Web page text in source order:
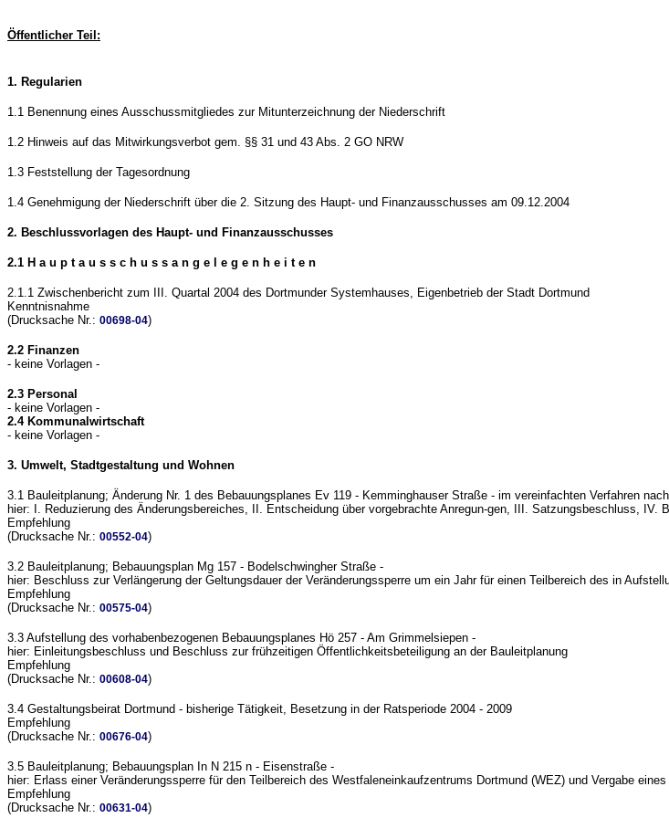
Öffentlicher Teil:
1. Regularien
1.1 Benennung eines Ausschussmitgliedes zur Mitunterzeichnung der Niederschrift
1.2 Hinweis auf das Mitwirkungsverbot gem. §§ 31 und 43 Abs. 2 GO NRW
1.3 Feststellung der Tagesordnung
1.4 Genehmigung der Niederschrift über die 2. Sitzung des Haupt- und Finanzausschusses am 09.12.2004
2. Beschlussvorlagen des Haupt- und Finanzausschusses
2.1 H a u p t a u s s c h u s s a n g e l e g e n h e i t e n
2.1.1 Zwischenbericht zum III. Quartal 2004 des Dortmunder Systemhauses, Eigenbetrieb der Stadt Dortmund
Kenntnisnahme
(Drucksache Nr.: 00698-04)
2.2 Finanzen
- keine Vorlagen -
2.3 Personal
- keine Vorlagen -
2.4 Kommunalwirtschaft
- keine Vorlagen -
3. Umwelt, Stadtgestaltung und Wohnen
3.1 Bauleitplanung; Änderung Nr. 1 des Bebauungsplanes Ev 119 - Kemminghauser Straße - im vereinfachten Verfahren
hier: I. Reduzierung des Änderungsbereiches, II. Entscheidung über vorgebrachte Anregun-gen, III. Satzungsbeschluss, IV.
Empfehlung
(Drucksache Nr.: 00552-04)
3.2 Bauleitplanung; Bebauungsplan Mg 157 - Bodelschwingher Straße -
hier: Beschluss zur Verlängerung der Geltungsdauer der Veränderungssperre um ein Jahr für einen Teilbereich des in
Empfehlung
(Drucksache Nr.: 00575-04)
3.3 Aufstellung des vorhabenbezogenen Bebauungsplanes Hö 257 - Am Grimmelsiepen -
hier: Einleitungsbeschluss und Beschluss zur frühzeitigen Öffentlichkeitsbeteiligung an der Bauleitplanung
Empfehlung
(Drucksache Nr.: 00608-04)
3.4 Gestaltungsbeirat Dortmund - bisherige Tätigkeit, Besetzung in der Ratsperiode 2004 - 2009
Empfehlung
(Drucksache Nr.: 00676-04)
3.5 Bauleitplanung; Bebauungsplan In N 215 n - Eisenstraße -
hier: Erlass einer Veränderungssperre für den Teilbereich des Westfaleneinkaufzentrums Dortmund (WEZ) und Vergabe
Empfehlung
(Drucksache Nr.: 00631-04)